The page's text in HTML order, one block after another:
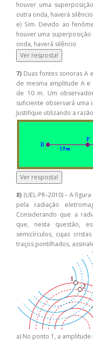
houver uma
outra onda, haverá
e) Sim. Devido ao
houver uma
onda, haverá silêncio
Ver resposta!
7) Duas fontes sonoras A
de mesma amplitude A
de 10 m. Um
suficiente observará uma
Justifique utilizando a
Ver resposta!
8) (UEL-PR–2010) – A
pela radiação
Considerando que a
que, nesta questão,
semicírculos, cujas
traços pontilhados,
a) No ponto 1, a